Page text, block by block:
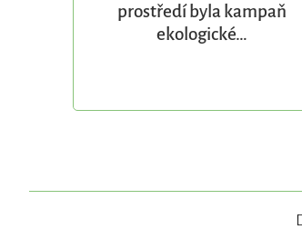
prostředí byla kampaň
ekologické…